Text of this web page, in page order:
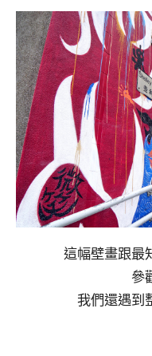
這幅壁畫跟最
參
我們還遇到